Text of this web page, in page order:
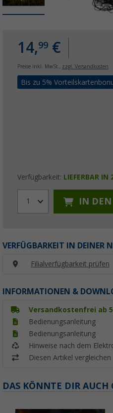
14,99 €
Preise inkl. MwSt., zzgl. Versandkosten
Bis zu 5%
Verfügbarkeit: LIEFERBAR IN
1 IN DEN
VERFÜGBARKEIT IN DEINER
Filialverfügbarkeit prüfen
INFORMATIONEN &
Versandkostenfrei ab
Bedienungsanleitung
Bedienungsanleitung
Hinweise nach dem
Diesen Artikel vergleichen
DAS KÖNNTE DIR AUCH